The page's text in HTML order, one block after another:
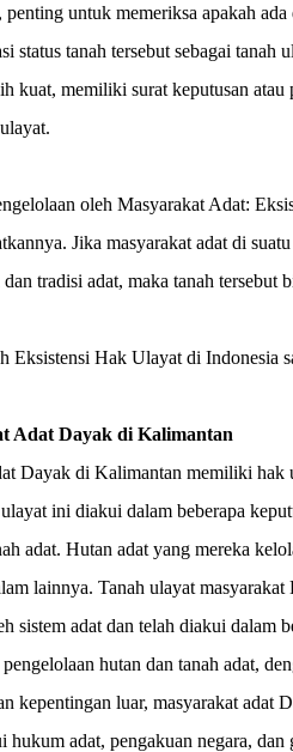
penting untuk memeriksa apakah
status tanah tersebut sebagai tanah
kuat, memiliki surat keputusan atau
oleh Masyarakat Adat:
Jika masyarakat adat di
tradisi adat, maka tanah tersebut
Eksistensi Hak Ulayat di Indonesia
Adat Dayak di Kalimantan
Dayak di Kalimantan memiliki hak
ini diakui dalam beberapa
adat. Hutan adat yang mereka
lainnya. Tanah ulayat
sistem adat dan telah diakui dalam
hutan dan tanah adat,
kepentingan luar, masyarakat adat
hukum adat, pengakuan negara,